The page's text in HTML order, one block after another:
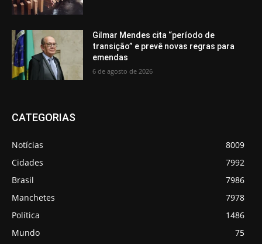
Gilmar Mendes cita “período de
transição” e prevê novas regras para
emendas
6 de agosto de 2026
CATEGORIAS
Notícias
8009
Cidades
7992
Brasil
7986
Manchetes
7978
Política
1486
Mundo
75